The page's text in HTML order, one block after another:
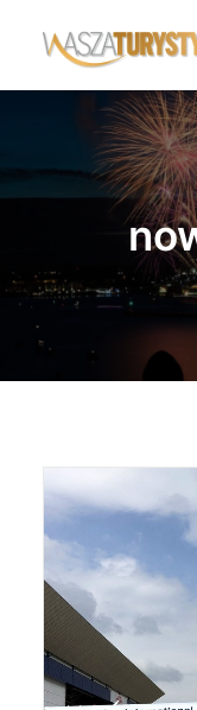
Księga wspomnień
Biura podróży
Noclegi
Polska
Świat
Wasze Podróże
Wyszukiwanie